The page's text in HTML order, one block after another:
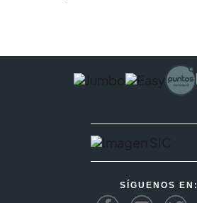
SÍGUENOS EN: